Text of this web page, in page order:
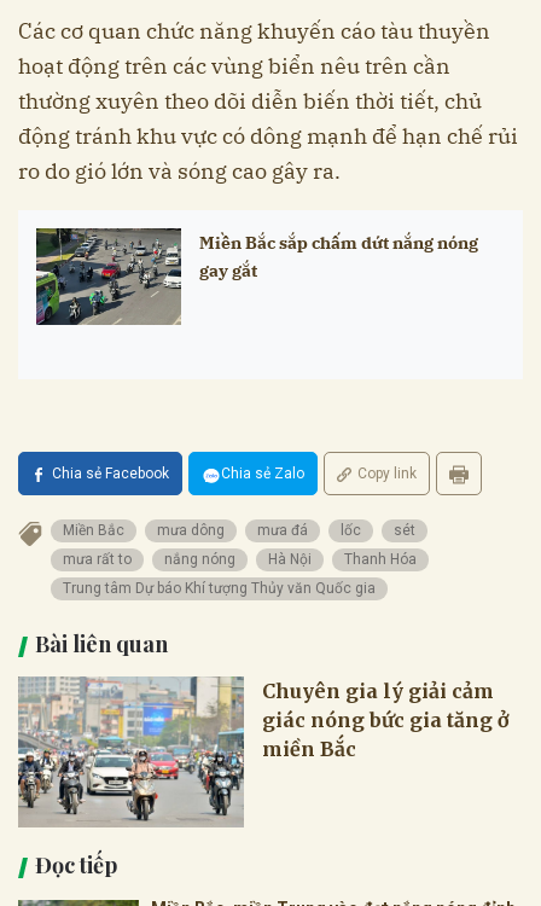
Các cơ quan chức năng khuyến cáo tàu thuyền
hoạt động trên các vùng biển nêu trên cần
thường xuyên theo dõi diễn biến thời tiết, chủ
động tránh khu vực có dông mạnh để hạn chế rủi
ro do gió lớn và sóng cao gây ra.
Miền Bắc sắp chấm dứt nắng nóng
gay gắt
Chia sẻ Facebook Chia sẻ Zalo Copy link
Miền Bắc mưa dông mưa đá lốc
sét
mưa rất to
nắng nóng Hà Nội
Thanh Hóa
Trung tâm Dự báo Khí tượng Thủy văn Quốc gia
Bài liên quan
Chuyên gia lý giải cảm
giác nóng bức gia tăng ở
miền Bắc
Đọc tiếp